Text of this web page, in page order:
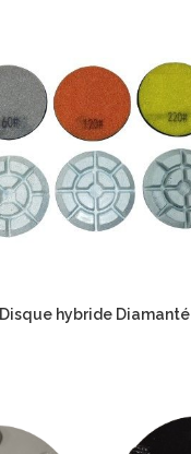
Disque hybride Diamanté